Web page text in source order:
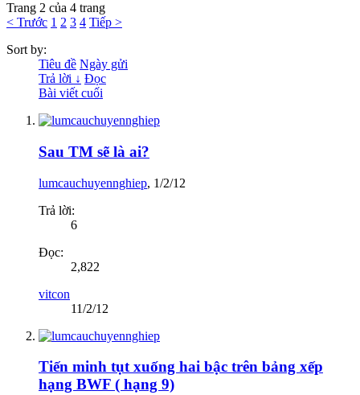
Trang 2 của 4 trang
< Trước 1 2 3 4 Tiếp >
Sort by:
Tiêu đề Ngày gửi
Trả lời ↓ Đọc
Bài viết cuối
Sau TM sẽ là ai?
lumcauchuyennghiep, 1/2/12
Trả lời:
6
Đọc:
2,822
vitcon
11/2/12
Tiến minh tụt xuống hai bậc trên bảng xếp
hạng BWF ( hạng 9)